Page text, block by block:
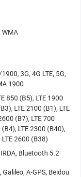
WMA
3G, 4G LTE, 5G,
1900
850 (B5), LTE 1900
LTE 2100 (B1), LTE
(B7), LTE 700
LTE 2300 (B40),
LTE 2600 (B38)
Bluetooth 5.2
A-GPS, Beidou